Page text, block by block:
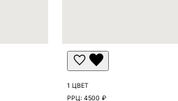
1 ЦВЕТ
РРЦ:4500 ₽